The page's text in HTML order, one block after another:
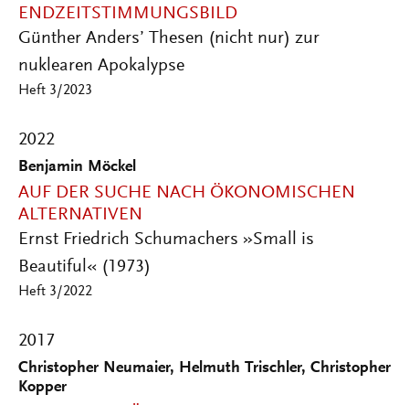
ENDZEITSTIMMUNGSBILD
Günther Anders’ Thesen (nicht nur) zur
nuklearen Apokalypse
Heft 3/2023
2022
Benjamin Möckel
AUF DER SUCHE NACH ÖKONOMISCHEN
ALTERNATIVEN
Ernst Friedrich Schumachers »Small is
Beautiful« (1973)
Heft 3/2022
2017
Christopher Neumaier, Helmuth Trischler, Christopher
Kopper